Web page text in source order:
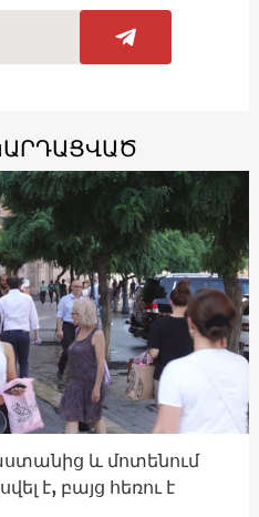
և մոտենում
է, բայց հեռու է